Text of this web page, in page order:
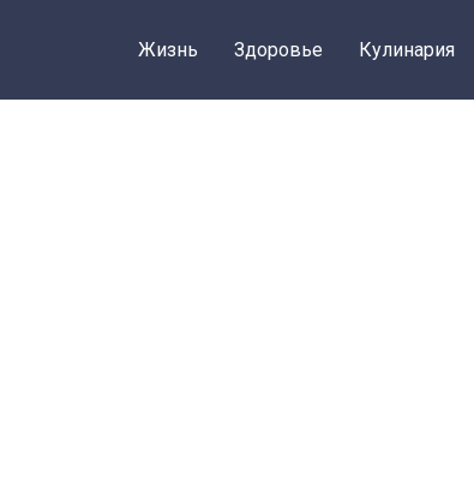
Жизнь Здоровье Кулинария